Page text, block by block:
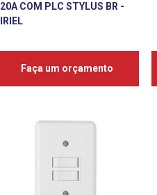
20A COM PLC STYLUS BR -
IRIEL
Faça um orçamento